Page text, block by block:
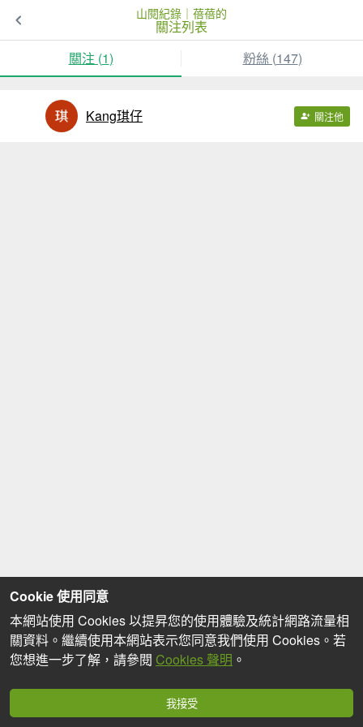
山閱紀錄｜蓓蓓的
關注列表
關注 (1) 粉絲 (147)
Kang琪仔 關注他
Cookie 使用同意
本網站使用 Cookies 以提昇您的使用體驗及統計網路流量相
關資料。繼續使用本網站表示您同意我們使用 Cookies。若
您想進一步了解，請參閱 Cookies 聲明 。
我接受